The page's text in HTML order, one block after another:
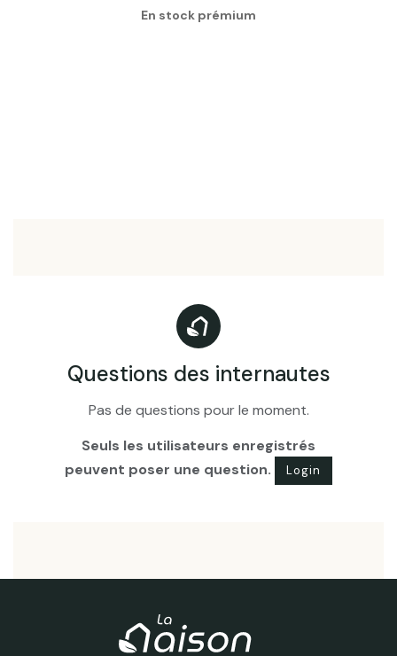
En stock prémium
Questions des internautes
Pas de questions pour le moment.
Seuls les utilisateurs enregistrés
peuvent poser une question.
Login